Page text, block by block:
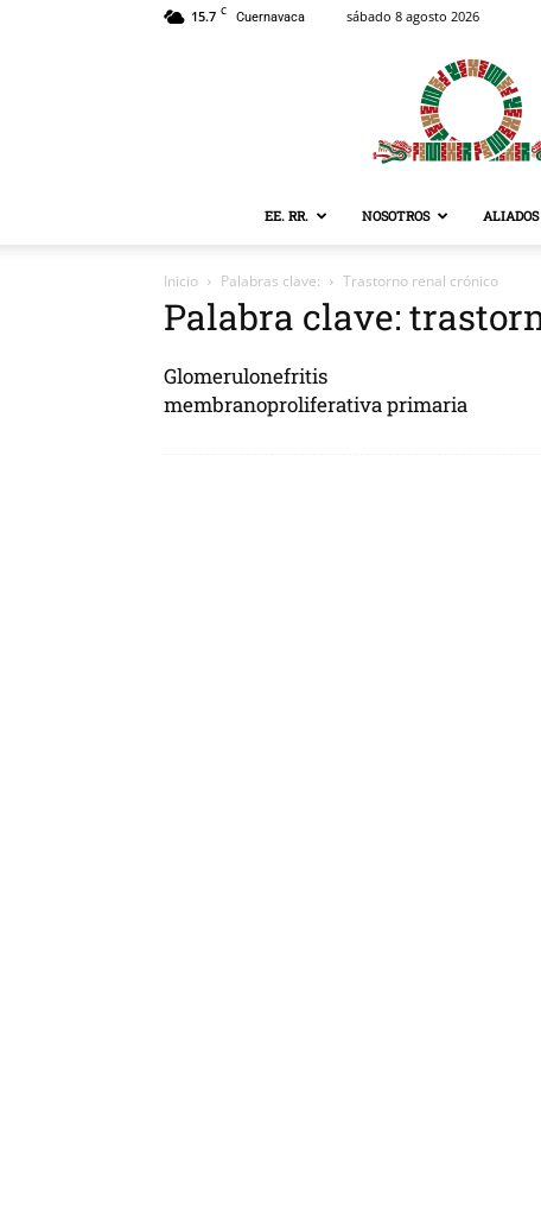
15.7 C Cuernavaca sábado 8 agosto 2026
EE. RR. NOSOTROS ALIADOS
Inicio Palabras clave: Trastorno renal crónico
Palabra clave:
Glomerulonefritis
membranoproliferativa primaria